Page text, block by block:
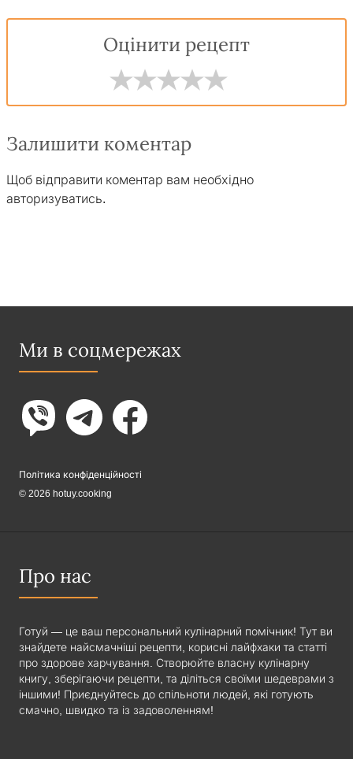
Оцінити рецепт
Залишити коментар
Щоб відправити коментар вам необхідно
авторизуватись.
Ми в соцмережах
Політика конфіденційності
© 2026 hotuy.cooking
Про нас
Готуй — це ваш персональний кулінарний помічник! Тут ви
знайдете найсмачніші рецепти, корисні лайфхаки та статті
про здорове харчування. Створюйте власну кулінарну
книгу, зберігаючи рецепти, та діліться своїми шедеврами з
іншими! Приєднуйтесь до спільноти людей, які готують
смачно, швидко та із задоволенням!